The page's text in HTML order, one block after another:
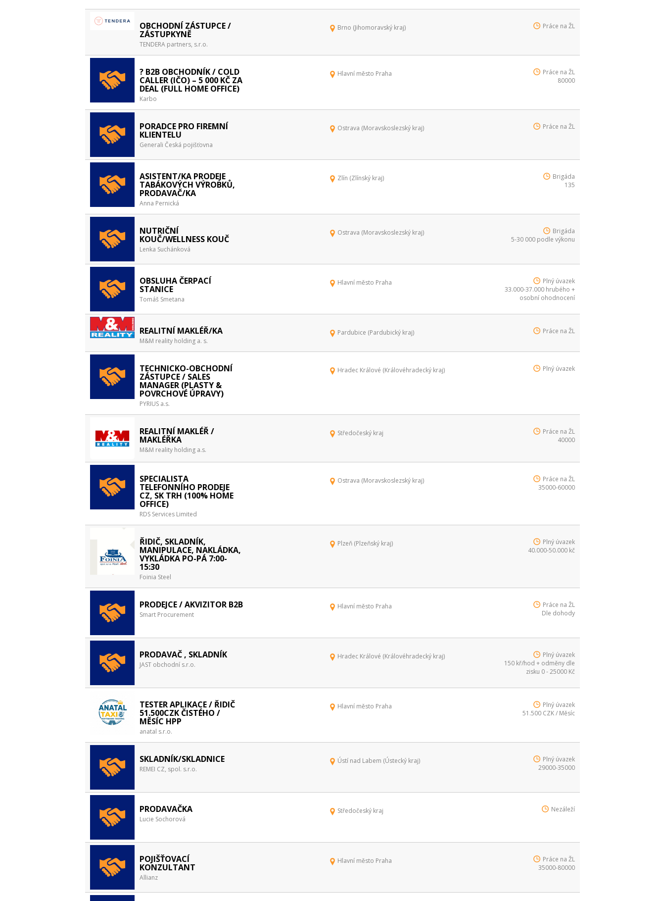
OBCHODNÍ ZÁSTUPCE /
ZÁSTUPKYNĚ
TENDERA partners, s.r.o.
Brno (Jihomoravský kraj) Práce na ŽL
? B2B OBCHODNÍK / COLD
CALLER (IČO) – 5 000 KČ ZA
DEAL (FULL HOME OFFICE)
Karbo
Hlavní město Praha
Práce na ŽL
80000
PORADCE PRO FIREMNÍ
KLIENTELU
Generali Česká pojišťovna
Ostrava (Moravskoslezský kraj) Práce na ŽL
ASISTENT/KA PRODEJE
TABÁKOVÝCH VÝROBKŮ,
PRODAVAČ/KA
Anna Pernická
Zlín (Zlínský kraj)
Brigáda
135
NUTRIČNÍ
KOUČ/WELLNESS KOUČ
Lenka Suchánková
Ostrava (Moravskoslezský kraj)
Brigáda
5-30 000 podle výkonu
OBSLUHA ČERPACÍ
STANICE
Tomáš Smetana
Hlavní město Praha
Plný úvazek
33.000-37.000 hrubého +
osobní ohodnocení
REALITNÍ MAKLÉŘ/KA
M&M reality holding a. s.
Pardubice (Pardubický kraj) Práce na ŽL
TECHNICKO-OBCHODNÍ
ZÁSTUPCE / SALES
MANAGER (PLASTY &
POVRCHOVÉ ÚPRAVY)
PYRIUS a.s.
Hradec Králové (Královéhradecký kraj) Plný úvazek
REALITNÍ MAKLÉŘ /
MAKLÉŘKA
M&M reality holding a.s.
Středočeský kraj
Práce na ŽL
40000
SPECIALISTA
TELEFONNÍHO PRODEJE
CZ, SK TRH (100% HOME
OFFICE)
RDS Services Limited
Ostrava (Moravskoslezský kraj)
Práce na ŽL
35000-60000
ŘIDIČ, SKLADNÍK,
MANIPULACE, NAKLÁDKA,
VYKLÁDKA PO-PÁ 7:00-
15:30
Foinia Steel
Plzeň (Plzeňský kraj)
Plný úvazek
40.000-50.000 kč
PRODEJCE / AKVIZITOR B2B
Smart Procurement
Hlavní město Praha
Práce na ŽL
Dle dohody
PRODAVAČ , SKLADNÍK
JAST obchodní s.r.o.
Hradec Králové (Královéhradecký kraj)
Plný úvazek
150 kř/hod + odměny dle
zisku 0 - 25000 Kč
TESTER APLIKACE / ŘIDIČ
51.500CZK ČISTÉHO /
MĚSÍC HPP
anatal s.r.o.
Hlavní město Praha
Plný úvazek
51.500 CZK / Měsíc
SKLADNÍK/SKLADNICE
REMEI CZ, spol. s.r.o.
Ústí nad Labem (Ústecký kraj)
Plný úvazek
29000-35000
PRODAVAČKA
Lucie Sochorová
Středočeský kraj Nezáleží
POJIŠŤOVACÍ
KONZULTANT
Allianz
Hlavní město Praha
Práce na ŽL
35000-80000